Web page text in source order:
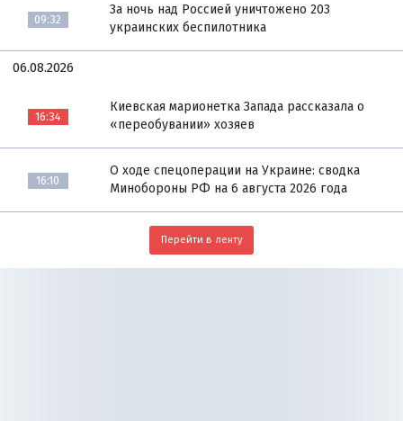
09:32
За ночь над Россией уничтожено 203
украинских беспилотника
06.08.2026
16:34
Киевская марионетка Запада рассказала о
«переобувании» хозяев
16:10
О ходе спецоперации на Украине: сводка
Минобороны РФ на 6 августа 2026 года
Перейти в ленту